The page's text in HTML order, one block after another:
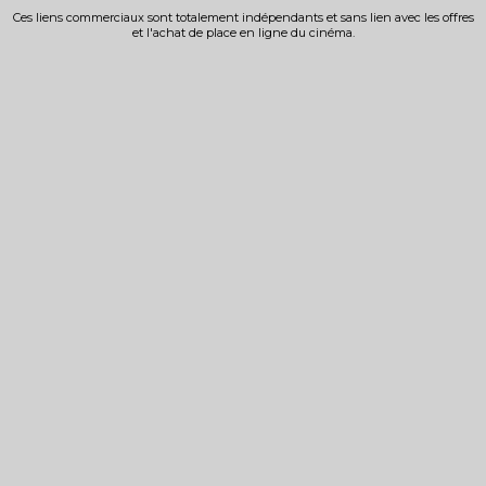
Ces liens commerciaux sont totalement indépendants et sans lien avec les offres
et l'achat de place en ligne du cinéma.